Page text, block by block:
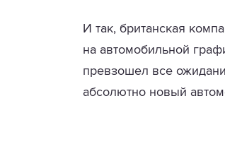
И так, британская
на автомобильной
превзошел все
абсолютно новый